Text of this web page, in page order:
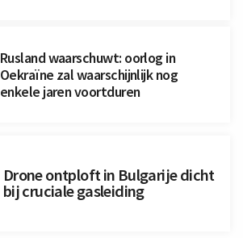
Rusland waarschuwt: oorlog in
Oekraïne zal waarschijnlijk nog
enkele jaren voortduren
Drone ontploft in Bulgarije dicht
bij cruciale gasleiding